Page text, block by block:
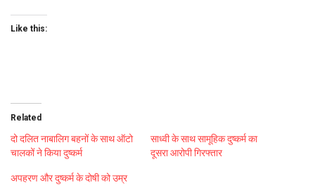
Like this:
Related
दो दलित नाबालिग बहनों के साथ ऑटो
चालकों ने किया दुष्कर्म
साध्वी के साथ सामूहिक दुष्कर्म का
दूसरा आरोपी गिरफ्तार
अपहरण और दुष्कर्म के दोषी को उम्र